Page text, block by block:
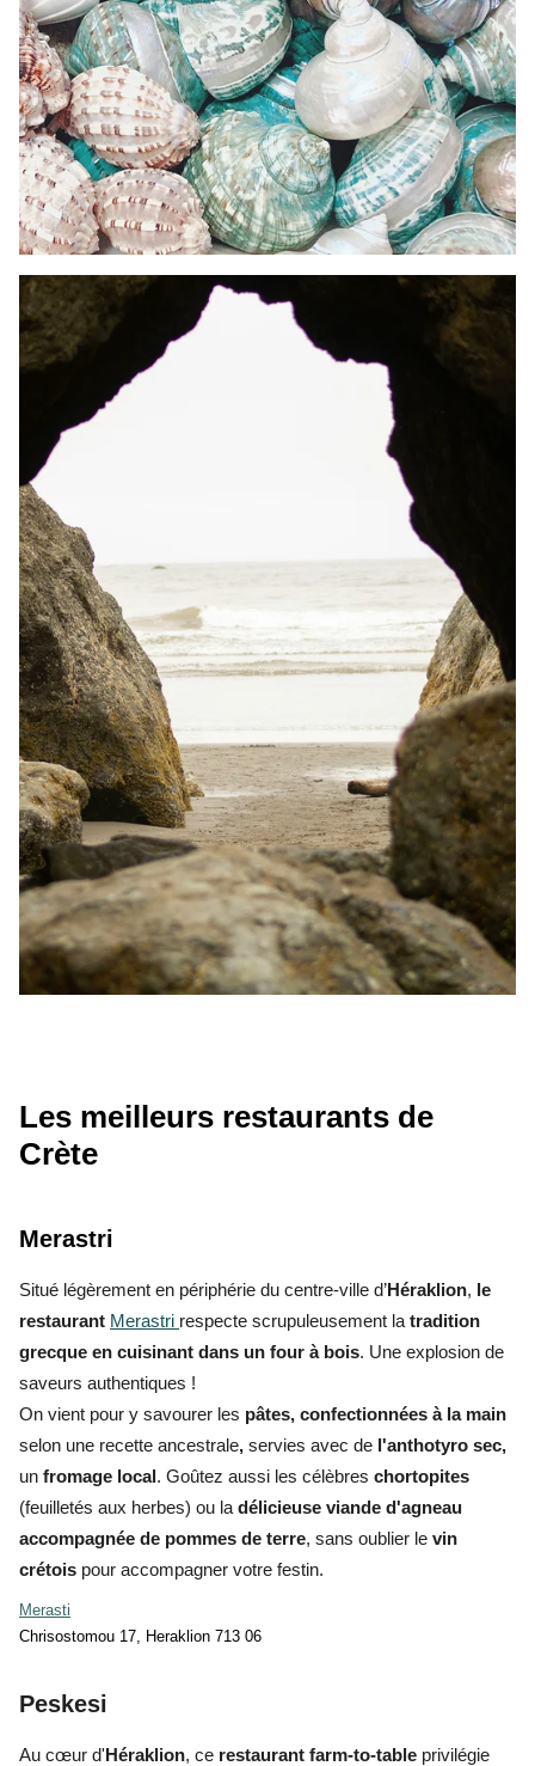
Les meilleurs restaurants de
Crète
Merastri
Situé légèrement en périphérie du centre-ville d’Héraklion, le
restaurant Merastri respecte scrupuleusement la tradition
grecque en cuisinant dans un four à bois. Une explosion de
saveurs authentiques !
On vient pour y savourer les pâtes, confectionnées à la main
selon une recette ancestrale, servies avec de l'anthotyro sec,
un fromage local. Goûtez aussi les célèbres chortopites
(feuilletés aux herbes) ou la délicieuse viande d'agneau
accompagnée de pommes de terre, sans oublier le vin
crétois pour accompagner votre festin.
Merasti
Chrisostomou 17, Heraklion 713 06
Peskesi
Au cœur d'Héraklion, ce restaurant farm-to-table privilégie